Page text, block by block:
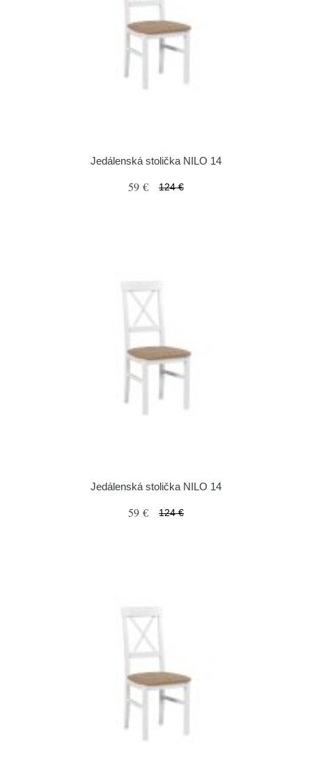
Jedálenská stolička NILO 14
59 € 124 €
Jedálenská stolička NILO 14
59 € 124 €